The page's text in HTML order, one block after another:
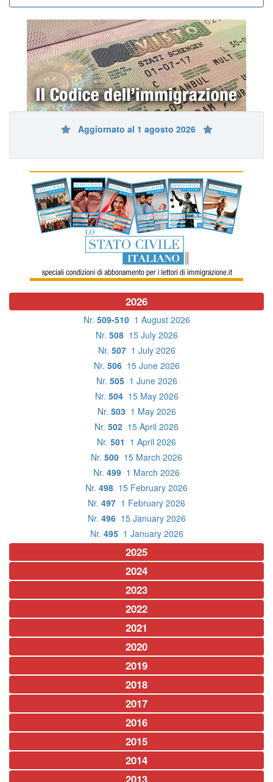
Aggiornato al 1 agosto 2026
2026
Nr. 509-5101 August 2026
Nr. 50815 July 2026
Nr. 5071 July 2026
Nr. 50615 June 2026
Nr. 5051 June 2026
Nr. 50415 May 2026
Nr. 5031 May 2026
Nr. 502 15 April 2026
Nr. 501 1 April 2026
Nr. 500 15 March 2026
Nr. 499 1 March 2026
Nr. 498 15 February 2026
Nr. 497 1 February 2026
Nr. 49615 January 2026
Nr. 4951 January 2026
2025
2024
2023
2022
2021
2020
2019
2018
2017
2016
2015
2014
2013